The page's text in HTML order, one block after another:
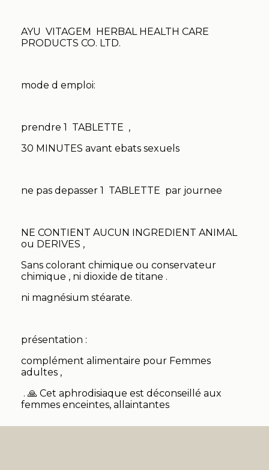
AYU VITAGEM HERBAL HEALTH CARE
PRODUCTS CO. LTD.
mode d emploi:
prendre 1 TABLETTE ,
30 MINUTES avant ebats sexuels
ne pas depasser 1 TABLETTE par journee
NE CONTIENT AUCUN INGREDIENT ANIMAL
ou DERIVES ,
Sans colorant chimique ou conservateur
chimique , ni dioxide de titane .
ni magnésium stéarate.
présentation :
complément alimentaire pour Femmes
adultes ,
. 🙏 Cet aphrodisiaque est déconseillé aux
femmes enceintes, allaintantes